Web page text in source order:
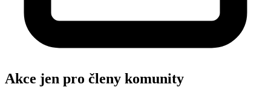
Akce jen pro členy komunity